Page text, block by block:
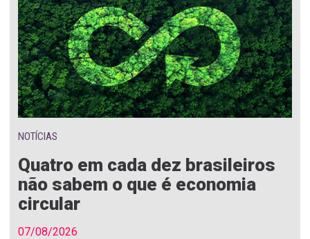
NOTÍCIAS
Quatro em cada dez brasileiros
não sabem o que é economia
circular
07/08/2026